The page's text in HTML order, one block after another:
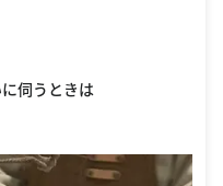
伺うときは